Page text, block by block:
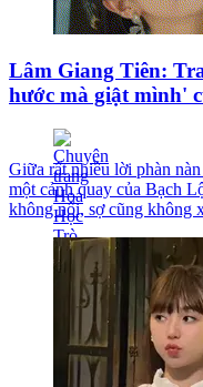
Lâm Giang Tiên:
hước mà giật mình'
Giữa rất nhiều lời phàn
một cảnh quay của Bạch
không nổi, sợ cũng không